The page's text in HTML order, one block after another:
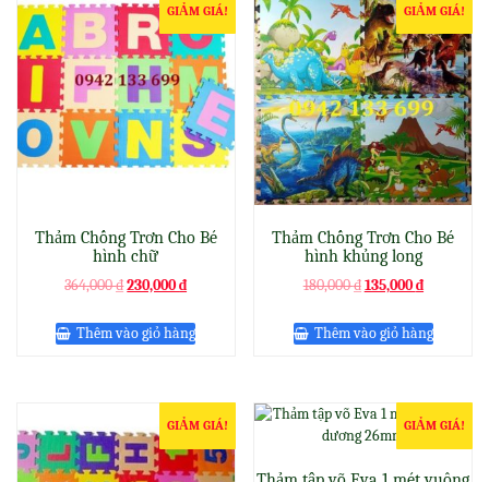
GIẢM GIÁ!
Thảm Chống Trơn Cho Bé
hình chữ
364,000₫Original
was:
364,000 ₫.
230,000₫Current
is:
230,000 ₫.
Thêm vào giỏ hàng
GIẢM GIÁ!
Thảm Chống Trơn Cho Bé
hình khủng long
180,000₫Original
was:
180,000 ₫.
135,000₫Current
is:
135,000 ₫.
Thêm vào giỏ hàng
GIẢM GIÁ! GIẢM GIÁ!